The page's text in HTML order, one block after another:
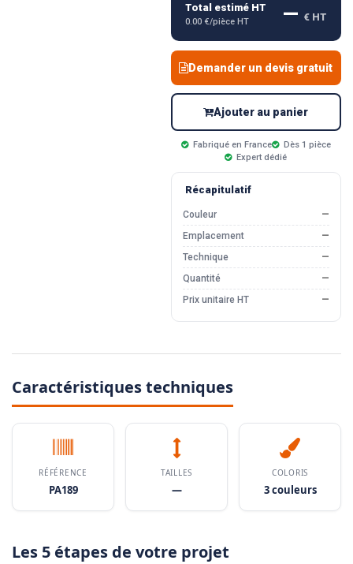
Total estimé HT
0.00 €/pièce HT — € HT
Demander un devis gratuit
Ajouter au panier
Fabriqué en France
Dès 1 pièce
Expert dédié
Récapitulatif
Couleur
—
Emplacement
—
Technique
—
Quantité
—
Prix unitaire HT
—
Caractéristiques techniques
RÉFÉRENCE
PA189
TAILLES
—
COLORIS
3 couleurs
Les 5 étapes de votre projet